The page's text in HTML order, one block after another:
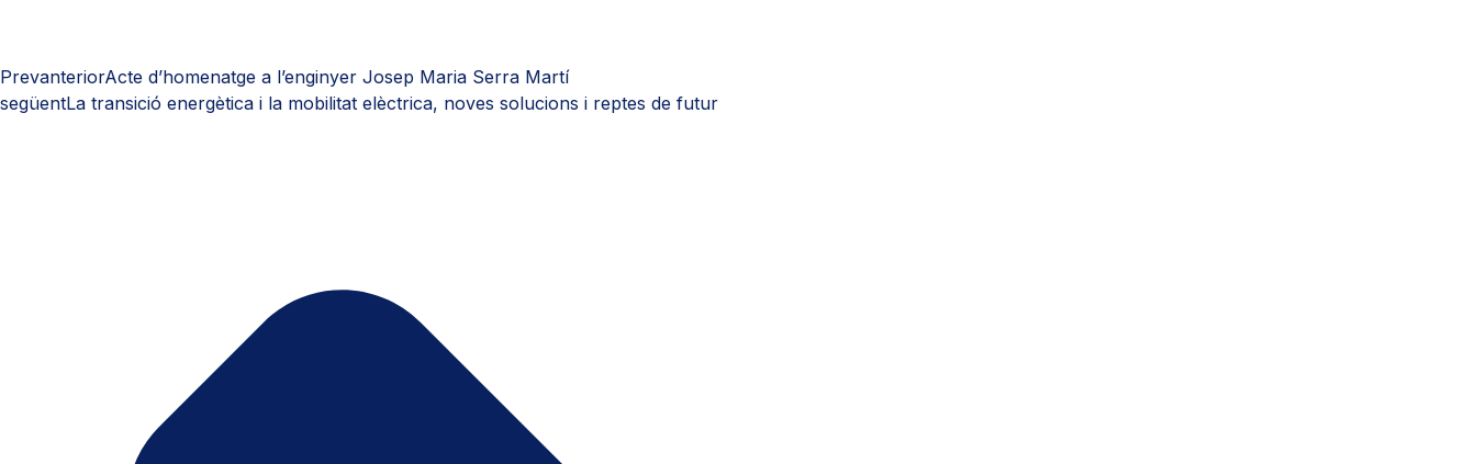
PrevanteriorActe d’homenatge a l’enginyer Josep Maria Serra Martí
següentLa transició energètica i la mobilitat elèctrica, noves solucions i reptes de futur